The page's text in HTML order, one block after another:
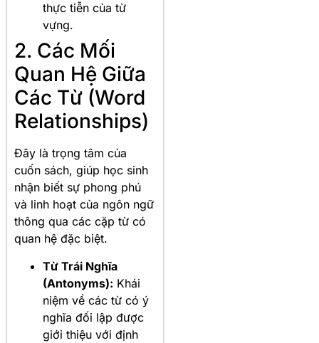
thực tiễn của từ
vựng.
2. Các Mối
Quan Hệ Giữa
Các Từ (Word
Relationships)
Đây là trọng tâm của
cuốn sách, giúp học sinh
nhận biết sự phong phú
và linh hoạt của ngôn ngữ
thông qua các cặp từ có
quan hệ đặc biệt.
Từ Trái Nghĩa
(Antonyms): Khái
niệm về các từ có ý
nghĩa đối lập được
giới thiệu với định